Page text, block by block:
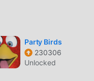
parceiros ao redor
Party Birds
230306
Unlocked